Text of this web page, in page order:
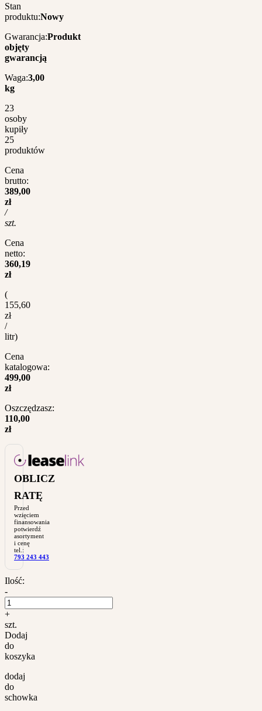
Stan
produktu:Nowy
Gwarancja:Produkt
objęty
gwarancją
Waga:3,00
kg
23
osoby
kupiły
25
produktów
Cena
brutto:
389,00
zł
/
szt.
Cena
netto:
360,19
zł
(
155,60
zł
/
litr)
Cena
katalogowa:
499,00
zł
Oszczędzasz:
110,00
zł
OBLICZ
RATĘ
Przed
wzięciem
finansowania
potwierdź
asortyment
i cenę
tel.:
793 243 443
Ilość:
-
+
szt.
Dodaj
do
koszyka
dodaj
do
schowka